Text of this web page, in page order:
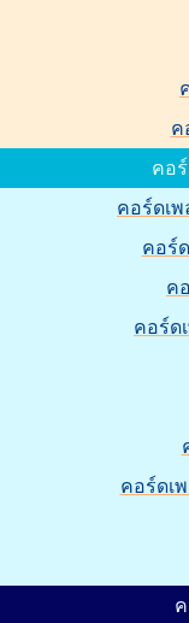
ค
คอร์
คอร์ดเพ
คอร์
ค
คอร์ด
คอร์ดเ